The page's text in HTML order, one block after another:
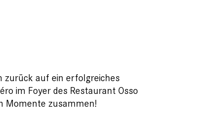
zurück auf ein erfolgreiches
im Foyer des Restaurant Osso
Momente zusammen!